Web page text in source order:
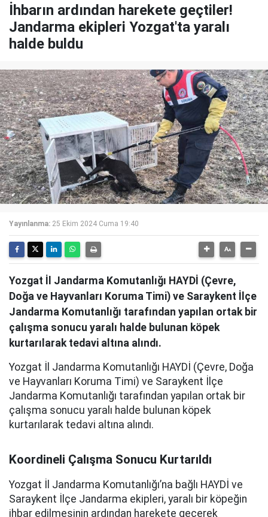
İhbarın ardından harekete geçtiler!
Jandarma ekipleri Yozgat'ta yaralı
halde buldu
Yayınlanma: 25 Ekim 2024 Cuma 19:40
Yozgat İl Jandarma Komutanlığı HAYDİ (Çevre,
Doğa ve Hayvanları Koruma Timi) ve Saraykent İlçe
Jandarma Komutanlığı tarafından yapılan ortak bir
çalışma sonucu yaralı halde bulunan köpek
kurtarılarak tedavi altına alındı.
Yozgat İl Jandarma Komutanlığı HAYDİ (Çevre, Doğa
ve Hayvanları Koruma Timi) ve Saraykent İlçe
Jandarma Komutanlığı tarafından yapılan ortak bir
çalışma sonucu yaralı halde bulunan köpek
kurtarılarak tedavi altına alındı.
Koordineli Çalışma Sonucu Kurtarıldı
Yozgat İl Jandarma Komutanlığı’na bağlı HAYDİ ve
Saraykent İlçe Jandarma ekipleri, yaralı bir köpeğin
ihbar edilmesinin ardından harekete geçerek